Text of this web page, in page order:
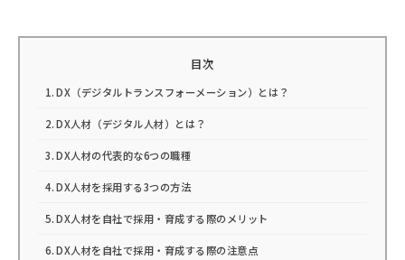
目次
DX（デジタルトランスフォーメーション）とは？
DX人材（デジタル人材）とは？
DX人材の代表的な6つの職種
DX人材を採用する3つの方法
DX人材を自社で採用・育成する際のメリット
DX人材を自社で採用・育成する際の注意点